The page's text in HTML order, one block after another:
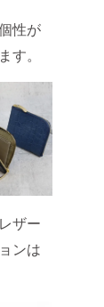
性が
す。
ザー
ンは